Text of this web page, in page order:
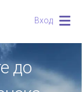
Вход
до